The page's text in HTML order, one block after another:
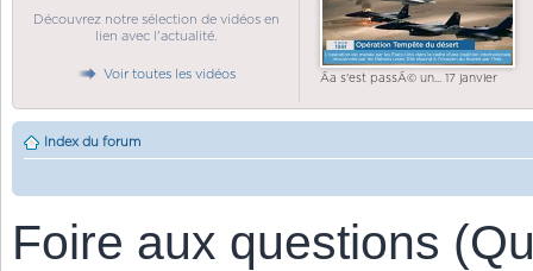
Découvrez notre sélection de vidéos en
lien avec l'actualité.
Voir toutes les vidéos Ãa s'est passÃ© un... 17 janvier
Index du forum
Foire aux questions